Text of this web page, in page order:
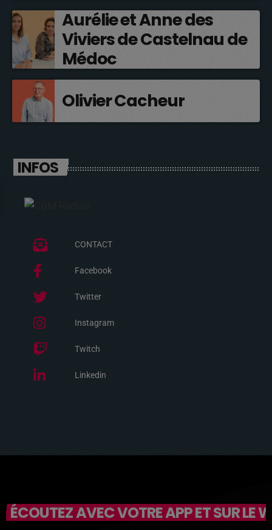
Aurélie et Anne des
Viviers de Castelnau de
Médoc
Olivier Cacheur
INFOS
CONTACT
Facebook
Twitter
Instagram
Twitch
Linkedin
ÉCOUTEZ AVEC VOTRE APP ET SUR LE